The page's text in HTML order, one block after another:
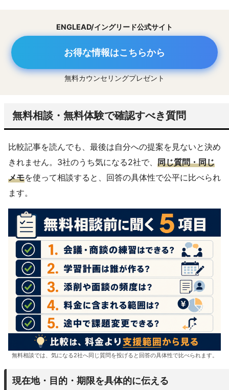
ENGLEAD/イングリード公式サイト
お得な情報はこちらから
無料カウンセリングプレゼント
無料相談・無料体験で確認すべき質問
比較記事を読んでも、最後は自分への提案を見ないと決め
きれません。3社のうち気になる2社で、 同じ質問・同じ
メモを使って相談すると、回答の具体性で公平に比べられ
ます。
無料相談では、気になる2社へ同じ質問を投げると回答の具体性で比べられます。
現在地・目的・期限を具体的に伝える